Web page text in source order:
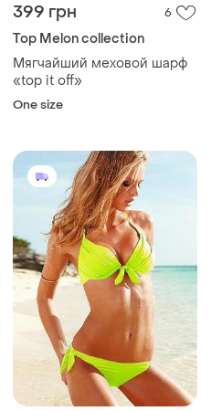
399 грн 6
Top Melon collection
Мягчайший меховой шарф
«top it off»
One size